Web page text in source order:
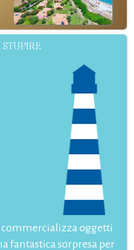
commercializza oggetti
fantastica sorpresa per